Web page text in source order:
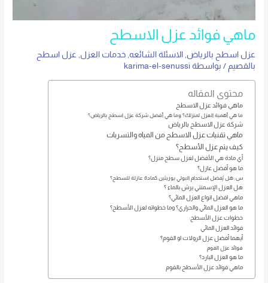
ماهي فوائد عزل الاسطح
عزل اسطح بالرياض, الاسئلة الشائعه,خدمات العزل, عزل اسطح
بالقصيم / بواسطة karima-el-senussi
محتوى المقاله
ماهي فوائد عزل الاسطح
ما هي أهمية العزل لمنزلك؟ وما هي أفضل شركة عزل اسطح بالرياض؟
شركة عزل الاسطح بالرياض
ماهي تقنيات عزل الاسطح من المياه والتسربات
كيف يتم عزل الأسطح؟
أي مادة هي الأفضل لعزل سطح منزل؟
ما هو أفضل عازل؟
س: هل يُفضل استخدام البولي يوريثين كمادة عازلة للسطح؟
هل العزل الإسمنتي يرش بالماء ؟
ماهي افضل انواع العزل المائي؟
ما هو العزل المائي والحراري؟ وما خطواته لعزل الأسطح؟
خطوات عزل الأسطح:
فوائد العزل المائي
أيهما أفضل عزل الرولات او الفوم؟
فوائد عزل الفوم
ما هو العزل البارد؟
ماهي فوائد عزل الأسطح بالفوم